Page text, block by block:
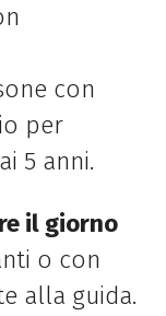
con
per
5 anni.
il giorno
o con
alla guida.